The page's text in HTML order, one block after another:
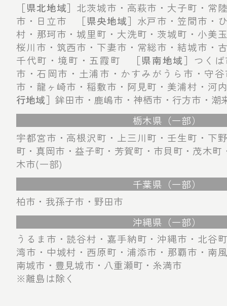
［県北地域］ 北茨城市・高萩市・大子町・常
市・日立市
［県央地域］ 水戸市・笠間市・
村・那珂市・城里町・大洗町・茨城町・小
桜川市・筑西市・下妻市・常総市・結城市・
千代町・境町・五霞町
［県南地域］ つく
市・石岡市・土浦市・かすみがうら市・守
市・龍ヶ崎市・稲敷市・阿見町・美浦村・
行地域］ 鉾田市・鹿嶋市・神栖市・行方市・潮
栃木県（一部）
宇都宮市・高根沢町・上三川町・壬生町・下
町・真岡市・益子町・芳賀町・市貝町・茂木
木市(一部)
千葉県（一部）
柏市・我孫子市・野田市
沖縄県（一部）
うるま市・読谷村・嘉手納町・沖縄市・北谷
湾市・中城村・西原町・浦添市・那覇市・南
南城市・豊見城市・八重瀬町・糸満市
※離島は除く